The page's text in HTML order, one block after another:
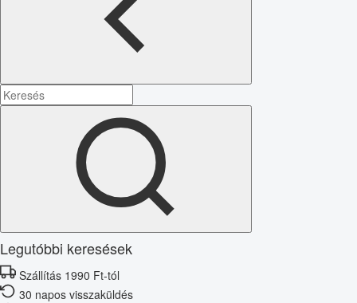
Legutóbbi keresések
Szállítás 1990 Ft-tól
30 napos visszaküldés